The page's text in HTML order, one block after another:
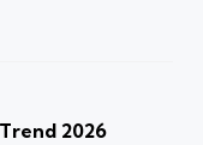
2026